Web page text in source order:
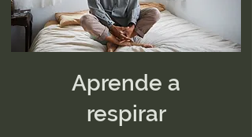
Aprende a
respirar